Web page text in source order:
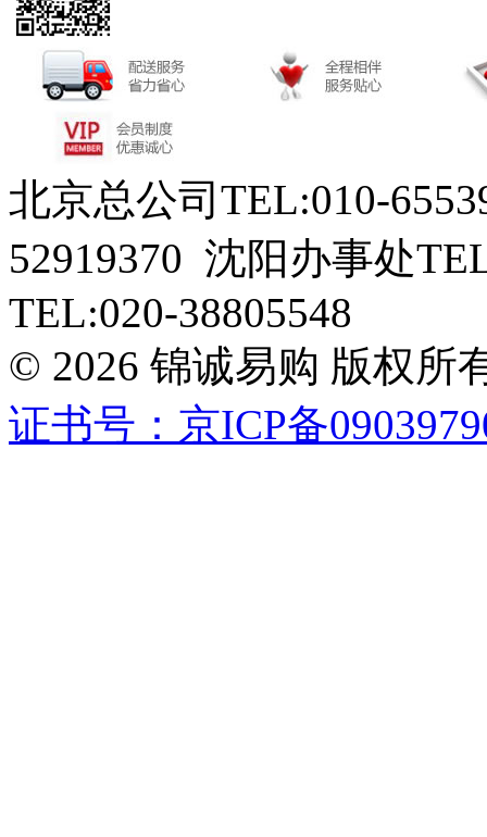
北京总公司TEL:010-
52919370 沈阳办事处
TEL:020-38805548
© 2026 锦诚易购 版权所
证书号：京ICP备